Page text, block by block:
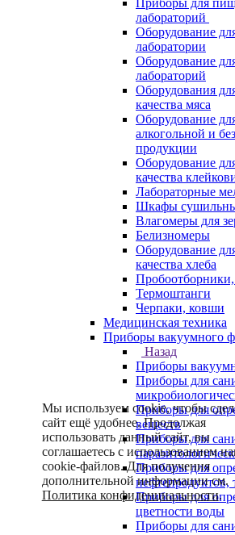
Приборы для
лабораторий
Оборудование
лаборатории
Оборудование
лабораторий
Оборудования
качества мяса
Оборудование
алкогольной и
продукции
Оборудование
качества
Лабораторные
Шкафы
Влагомеры для
Белизномеры
Оборудование
качества хлеба
Термоштанги
Черпаки, ковши
Медицинская техника
Приборы вакуумного
Назад
Приборы
Приборы для
Приборы для
веществ
Приборы для
Приборы для
нефтепродуктов,
Приборы для
цветности воды
Приборы для
Мы используем cookie, чтобы
сайт ещё удобнее. Продолжая
использовать данный сайт, вы
соглашаетесь с использованием
cookie-файлов. Для получения
дополнительной информации см.
Политика конфиденциальности.